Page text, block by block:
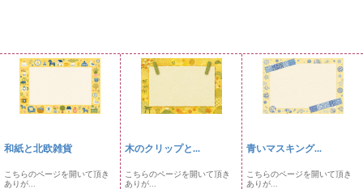
和紙と北欧雑貨
こちらのページを開いて頂き
ありが...
木のクリップと...
こちらのページを開いて頂き
ありが...
青いマスキング...
こちらのページを開いて頂き
ありが...